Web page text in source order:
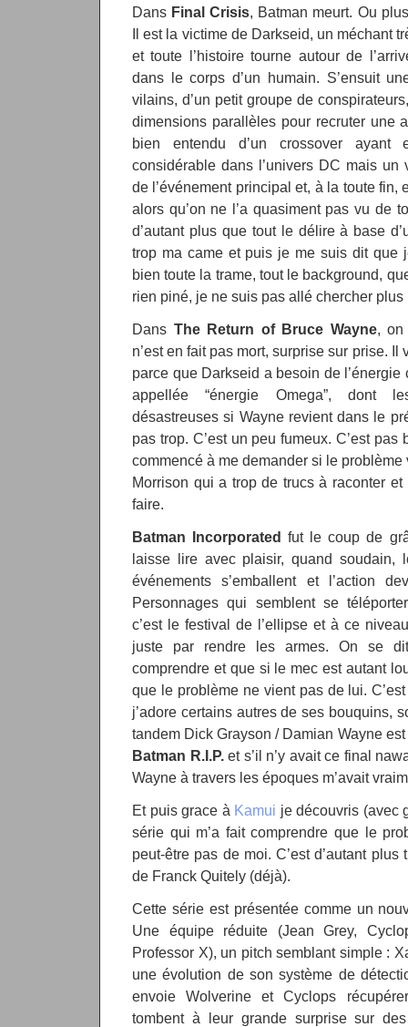
Dans Final Crisis, Batman meurt. Ou
Il est la victime de Darkseid, un méchant
et toute l’histoire tourne autour de
dans le corps d’un humain. S’ensuit
vilains, d’un petit groupe de
dimensions parallèles pour recruter une
bien entendu d’un crossover ayant
considérable dans l’univers DC mais un
de l’événement principal et, à la toute fin,
alors qu’on ne l’a quasiment pas vu de
d’autant plus que tout le délire à base
trop ma came et puis je me suis dit que
bien toute la trame, tout le background,
rien piné, je ne suis pas allé chercher plus
Dans The Return of Bruce Wayne, on
n’est en fait pas mort, surprise sur prise.
parce que Darkseid a besoin de
appellée “énergie Omega”, dont
désastreuses si Wayne revient dans le
pas trop. C’est un peu fumeux. C’est
commencé à me demander si le
Morrison qui a trop de trucs à raconter
faire.
Batman Incorporated fut le coup de
laisse lire avec plaisir, quand soudain,
événements s’emballent et l’action
Personnages qui semblent se
c’est le festival de l’ellipse et à ce
juste par rendre les armes. On se
comprendre et que si le mec est autant
que le problème ne vient pas de lui.
j’adore certains autres de ses bouquins,
tandem Dick Grayson / Damian Wayne
Batman R.I.P.et s’il n’y avait ce final
Wayne à travers les époques m’avait
Et puis grace à Kamui je découvris (avec
série qui m’a fait comprendre que le
peut-être pas de moi. C’est d’autant
de Franck Quitely (déjà).
Cette série est présentée comme un
Une équipe réduite (Jean Grey,
Professor X), un pitch semblant simple :
une évolution de son système de
envoie Wolverine et Cyclops
tombent à leur grande surprise sur